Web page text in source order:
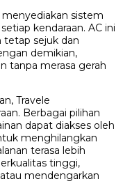
menyediakan sistem
kendaraan. AC ini
tetap sejuk dan
demikian,
tanpa merasa gerah
Travele
Berbagai pilihan
dapat diakses oleh
menghilangkan
terasa lebih
tinggi,
mendengarkan